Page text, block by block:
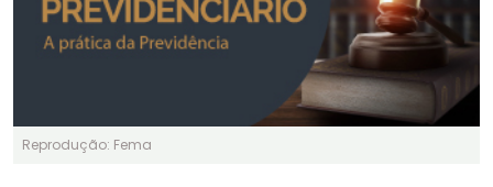
Reprodução: Fema